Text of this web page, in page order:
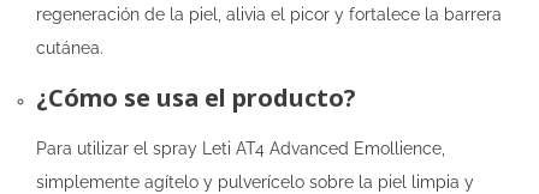
regeneración de la piel, alivia el picor y fortalece la barrera
cutánea.
¿Cómo se usa el producto?
Para utilizar el spray Leti AT4 Advanced Emollience,
simplemente agítelo y pulverícelo sobre la piel limpia y